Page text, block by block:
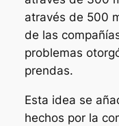
através de 500
de las
problemas
prendas.
Esta idea se
hechos por la